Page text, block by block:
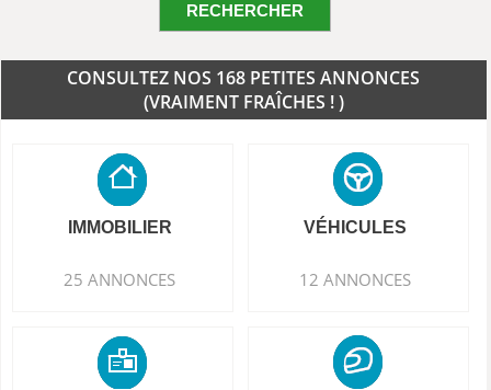
CONSULTEZ NOS 168 PETITES ANNONCES
(VRAIMENT FRAÎCHES ! )
IMMOBILIER
25 ANNONCES
VÉHICULES
12 ANNONCES
RECHERCHER